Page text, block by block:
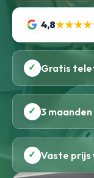
4,8
✓ Gratis
✓ 3
✓ Vaste prijs